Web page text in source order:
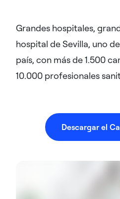
Grandes hospitales,
hospital de Sevilla, uno
país, con más de 1.500
10.000 profesionales
Descargar el